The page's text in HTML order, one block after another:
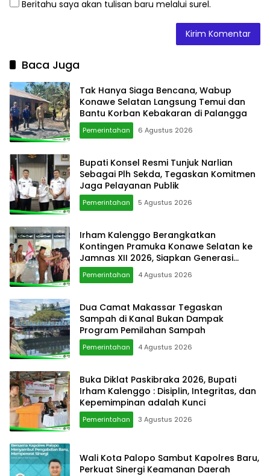
Beritahu saya akan tulisan baru melalui surel.
Baca Juga
Tak Hanya Siaga Bencana, Wabup
Konawe Selatan Langsung Temui dan
Bantu Korban Kebakaran di Palangga
Pemerintahan 6 Agustus 2026
Bupati Konsel Resmi Tunjuk Narlian
Sebagai Plh Sekda, Tegaskan Komitmen
Jaga Pelayanan Publik
Pemerintahan 5 Agustus 2026
Irham Kalenggo Berangkatkan
Kontingen Pramuka Konawe Selatan ke
Jamnas XII 2026, Siapkan Generasi
Berkarkter di Kancah Nasional
Pemerintahan 4 Agustus 2026
Dua Camat Makassar Tegaskan
Sampah di Kanal Bukan Dampak
Program Pemilahan Sampah
Pemerintahan 4 Agustus 2026
Buka Diklat Paskibraka 2026, Bupati
Irham Kalenggo : Disiplin, Integritas, dan
Kepemimpinan adalah Kunci
Pemerintahan 3 Agustus 2026
Wali Kota Palopo Sambut Kapolres Baru,
Perkuat Sinergi Keamanan Daerah